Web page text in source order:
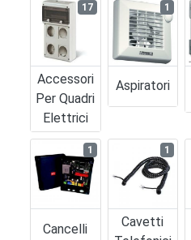
Accessori
Per Quadri
Elettrici
17
Aspiratori
1
Cancelli
1
Cavetti
1